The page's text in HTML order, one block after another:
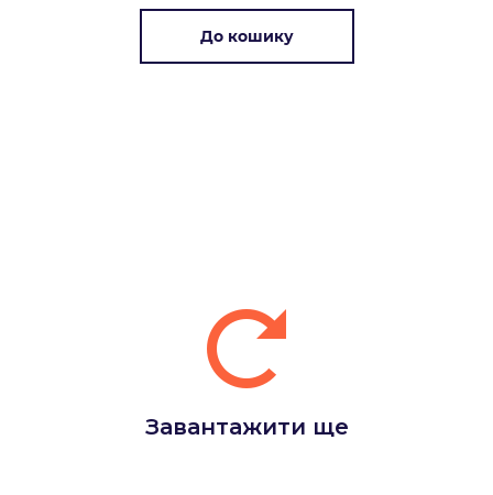
До кошику
Завантажити ще